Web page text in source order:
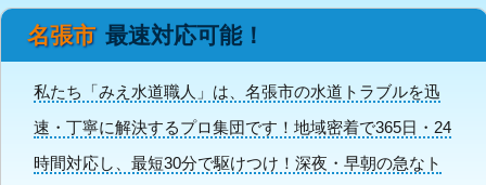
名張市 最速対応可能！
私たち「みえ水道職人」は、名張市の水道トラブルを迅
速・丁寧に解決するプロ集団です！地域密着で365日・24
時間対応し、最短30分で駆けつけ！深夜・早朝の急なト